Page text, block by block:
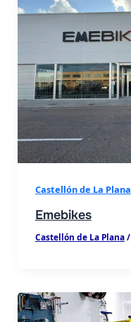
Castellón de La Plana
Emebikes
Castellón de La Plana/